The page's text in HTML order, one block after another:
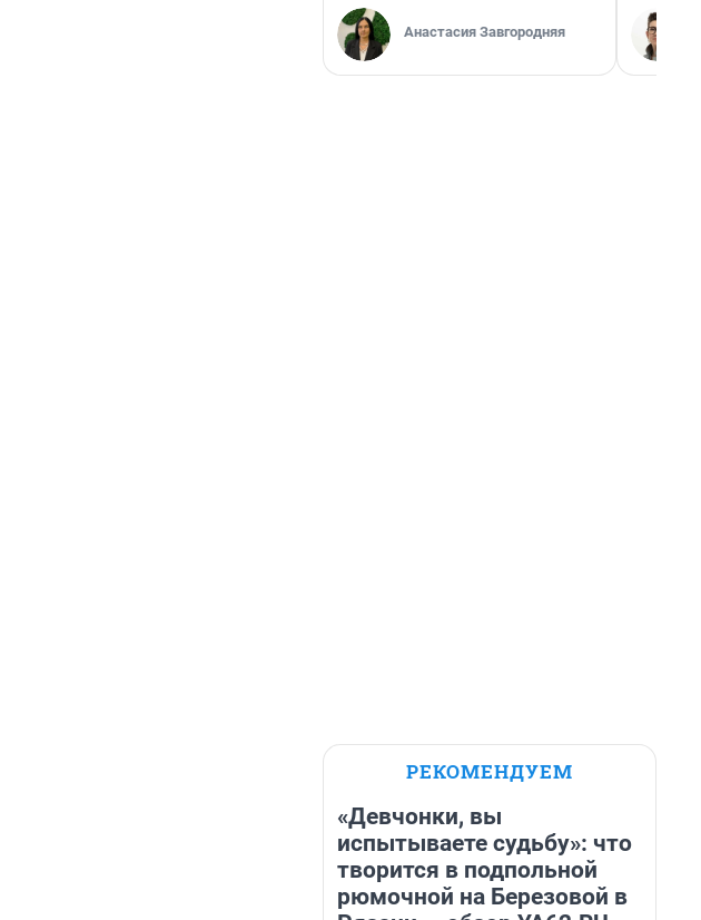
Анастасия Завгородняя
РЕКОМЕНДУЕМ
«Девчонки, вы
испытываете судьбу»: что
творится в подпольной
рюмочной на Березовой в